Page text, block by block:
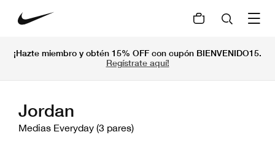
¡Hazte miembro y obtén 15% OFF con cupón BIENVENIDO15.
Regístrate aquí!
Jordan
Medias Everyday (3 pares)